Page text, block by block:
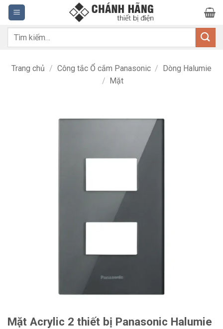
Bỏ
qua
nội
dung
Tìm
Trang chủ / Công tắc Ổ cắm Panasonic / Dòng Halumie
/ Mặt
Mặt Acrylic 2 thiết bị Panasonic Halumie